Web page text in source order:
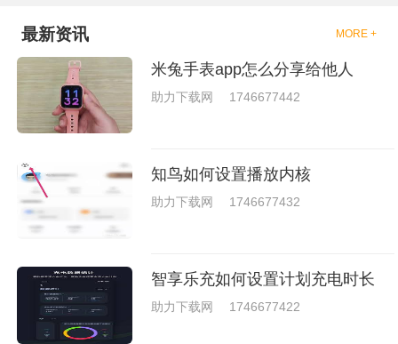
够去进行体验的，我们也是能够
就是收集了一些有意思的拳击游
最新资讯 MORE +
米兔手表app怎么分享给他人
助力下载网 1746677442
知鸟如何设置播放内核
助力下载网 1746677432
智享乐充如何设置计划充电时长
助力下载网 1746677422